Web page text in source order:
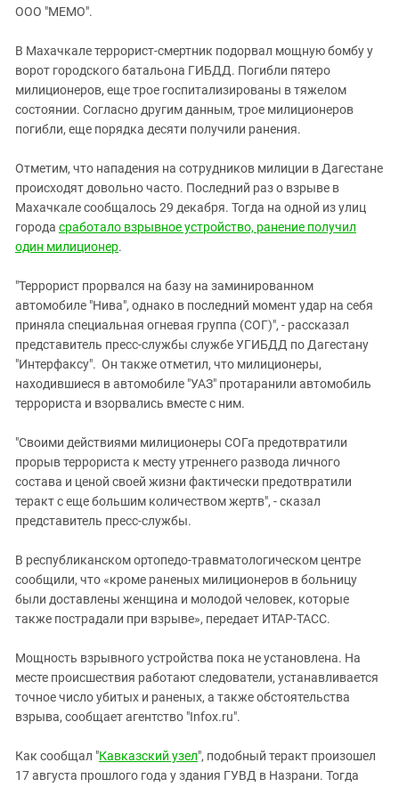
ИНАКОМЫСЛИЕ В ЧЕЧНЕ
ПРЕСЛЕДОВАНИЕ АКТИВИСТОВ
МОБИЛИЗАЦИЯ И ПРОТЕСТЫ
Дагестан
Кабардино-Балкария
Калмыкия
Карачаево-Черкесия
Российская Федерация
Ростовская область
СКФО
Чечня
Южная Осетия
Южный Кавказ
ООО "МЕМО".
В Махачкале террорист-смертник подорвал мощную бомбу у
ворот городского батальона ГИБДД. Погибли пятеро
милиционеров, еще трое госпитализированы в тяжелом
состоянии. Согласно другим данным, трое милиционеров
погибли, еще порядка десяти получили ранения.
Отметим, что нападения на сотрудников милиции в Дагестане
происходят довольно часто. Последний раз о взрыве в
Махачкале сообщалось 29 декабря. Тогда на одной из улиц
города сработало взрывное устройство, ранение получил
один милиционер.
"Террорист прорвался на базу на заминированном
автомобиле "Нива", однако в последний момент удар на себя
приняла специальная огневая группа (СОГ)", - рассказал
представитель пресс-службы службе УГИБДД по Дагестану
"Интерфаксу". Он также отметил, что милиционеры,
находившиеся в автомобиле "УАЗ" протаранили автомобиль
террориста и взорвались вместе с ним.
"Своими действиями милиционеры СОГа предотвратили
прорыв террориста к месту утреннего развода личного
состава и ценой своей жизни фактически предотвратили
теракт с еще большим количеством жертв", - сказал
представитель пресс-службы.
В республиканском ортопедо-травматологическом центре
сообщили, что «кроме раненых милиционеров в больницу
были доставлены женщина и молодой человек, которые
также пострадали при взрыве», передает ИТАР-ТАСС.
Мощность взрывного устройства пока не установлена. На
месте происшествия работают следователи, устанавливается
точное число убитых и раненых, а также обстоятельства
взрыва, сообщает агентство "Infox.ru".
Как сообщал "Кавказский узел", подобный теракт произошел
17 августа прошлого года у здания ГУВД в Назрани. Тогда